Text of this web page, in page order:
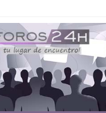
Jose State
业证（San Jose State
绩单（ San Jose State
大学文凭（San Jose
San Jose State
State University）
State University）文凭
State University）圣何